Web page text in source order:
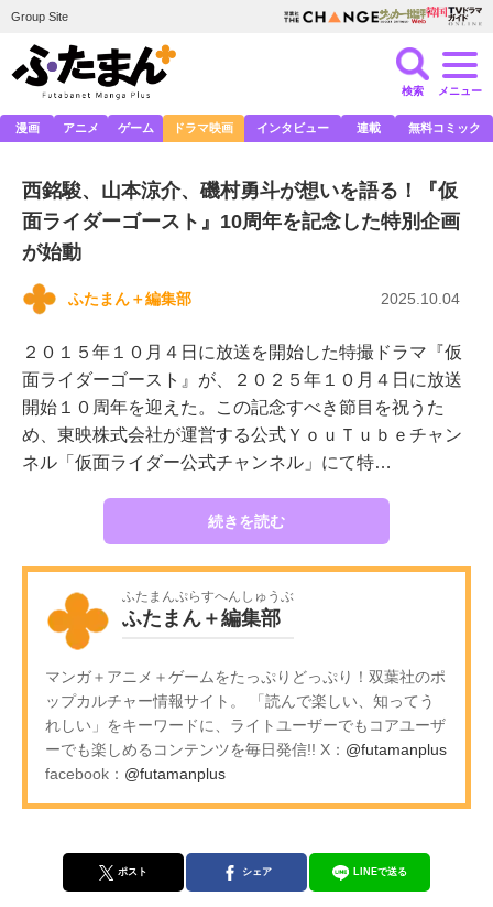
Group Site
検索 メニュー
漫画 アニメ ゲーム ドラマ映画 インタビュー 連載 無料コミック
西銘駿、山本涼介、磯村勇斗が想いを語る！『仮
面ライダーゴースト』10周年を記念した特別企画
が始動
ふたまん＋編集部 2025.10.04
２０１５年１０月４日に放送を開始した特撮ドラマ『仮
面ライダーゴースト』が、２０２５年１０月４日に放送
開始１０周年を迎えた。この記念すべき節目を祝うた
め、東映株式会社が運営する公式ＹｏｕＴｕｂｅチャン
ネル「仮面ライダー公式チャンネル」にて特…
続きを読む
ふたまんぷらすへんしゅうぶ
ふたまん＋編集部
マンガ＋アニメ＋ゲームをたっぷりどっぷり！双葉社のポ
ップカルチャー情報サイト。 「読んで楽しい、知ってう
れしい」をキーワードに、ライトユーザーでもコアユーザ
ーでも楽しめるコンテンツを毎日発信!! X： @futamanplus
facebook： @futamanplus
ポスト シェア LINEで送る